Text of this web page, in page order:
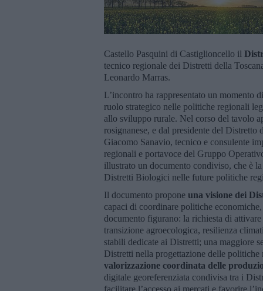
Castello Pasquini di Castiglioncello il
tecnico regionale dei Distretti della
Leonardo Marras.
L’incontro ha rappresentato un
ruolo strategico nelle politiche regionali
allo sviluppo rurale. Nel corso del tavolo
rosignanese, e dal presidente del
Giacomo Sanavio, tecnico e consulente
regionali e portavoce del Gruppo
illustrato un documento condiviso, che è
Distretti Biologici nelle future politiche
Il documento propone una visione dei
capaci di coordinare politiche
documento figurano: la richiesta di attivare
transizione agroecologica, resilienza
stabili dedicate ai Distretti; una maggiore
Distretti nella progettazione delle
valorizzazione coordinata delle
digitale georeferenziata condivisa tra i
facilitare l’accesso ai mercati e favorire